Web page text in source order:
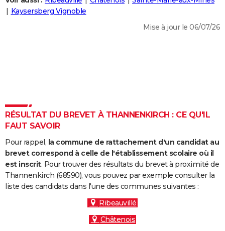
Destinations
City break
Voyage nature
Voyage de noces
Forum
Climat
PHOTO
Dictionnaire
Biographies
Citations
Expressions
Proverbes
PROGRAMME TV
S'inscrire
Se connecter
Lycées
Collèges
Primaires
Universités
Entreprises
Service militaire
Avis de recherche
AVIS DE DÉCÈS
FORUM
Kaysersberg Vignoble
Mise à jour le 06/07/26
RÉSULTAT DU BREVET À THANNENKIRCH : CE QU'IL
FAUT SAVOIR
Pour rappel, la commune de rattachement d'un candidat au
brevet correspond à celle de l'établissement scolaire où il
est inscrit. Pour trouver des résultats du brevet à proximité de
Thannenkirch (68590), vous pouvez par exemple consulter la
liste des candidats dans l'une des communes suivantes :
Ribeauvillé
Châtenois